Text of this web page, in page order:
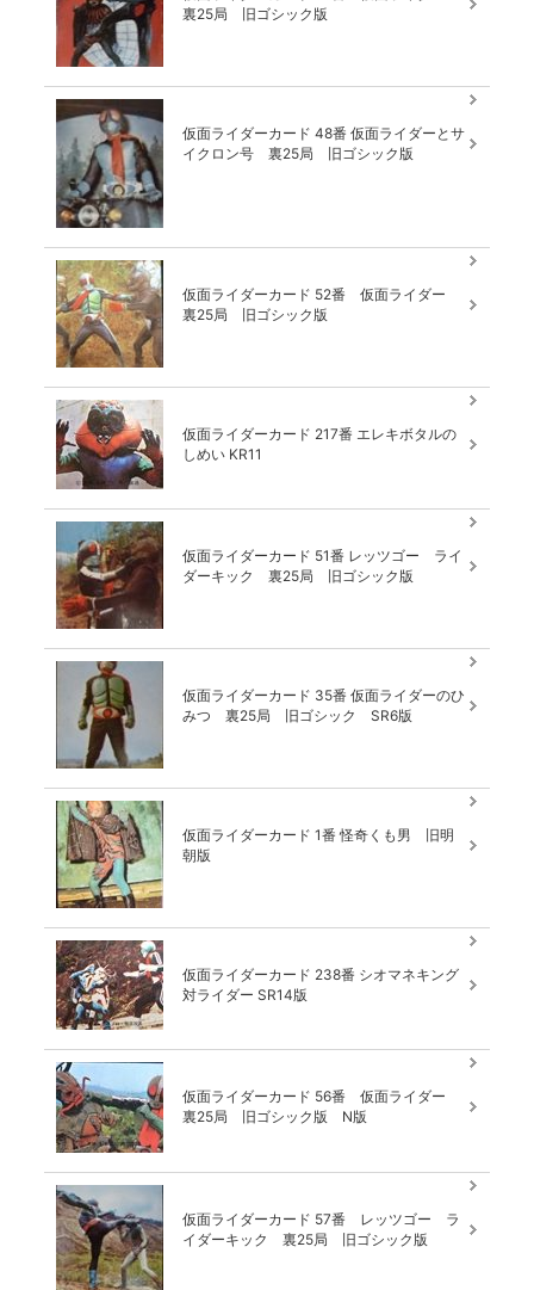
裏25局 旧ゴシック版
仮面ライダーカード 48番 仮面ライダーとサ
イクロン号 裏25局 旧ゴシック版
仮面ライダーカード 52番 仮面ライダー
裏25局 旧ゴシック版
仮面ライダーカード 217番 エレキボタルの
しめい KR11
仮面ライダーカード 51番 レッツゴー ライ
ダーキック 裏25局 旧ゴシック版
仮面ライダーカード 35番 仮面ライダーのひ
みつ 裏25局 旧ゴシック SR6版
仮面ライダーカード 1番 怪奇くも男 旧明
朝版
仮面ライダーカード 238番 シオマネキング
対ライダー SR14版
仮面ライダーカード 56番 仮面ライダー
裏25局 旧ゴシック版 N版
仮面ライダーカード 57番 レッツゴー ラ
イダーキック 裏25局 旧ゴシック版